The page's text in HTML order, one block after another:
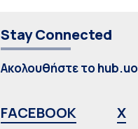
Stay Connected
Ακολουθήστε το
FACEBOOK X